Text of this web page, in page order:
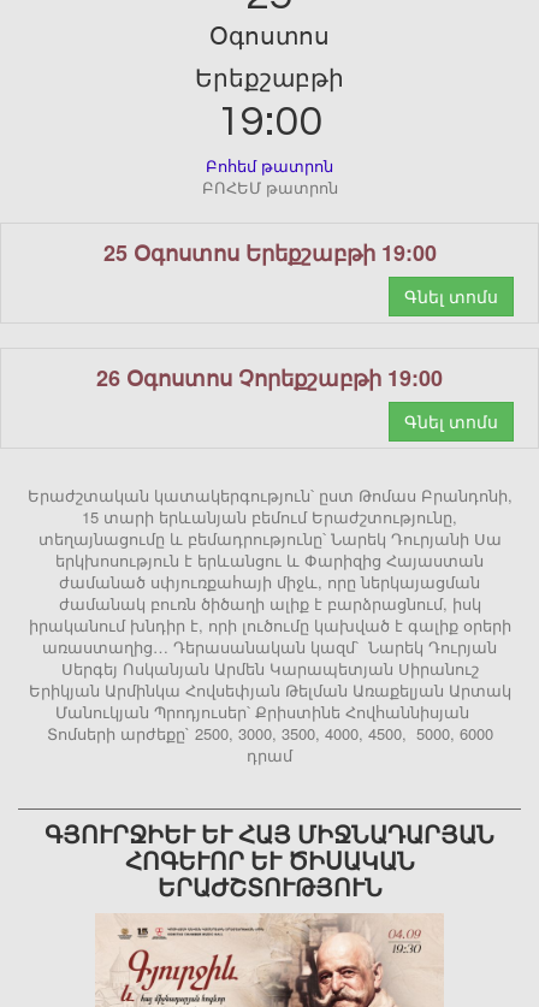
Օգոստոս
Երեքշաբթի
19:00
Բոհեմ թատրոն
ԲՈՀԵՄ թատրոն
25 Օգոստոս Երեքշաբթի 19:00
Գնել տոմս
26 Օգոստոս Չորեքշաբթի 19:00
Գնել տոմս
Երաժշտական կատակերգություն՝ ըստ Թոմաս Բրանդոնի,
15 տարի երևանյան բեմում Երաժշտությունը,
տեղայնացումը և բեմադրությունը՝ Նարեկ Դուրյանի Սա
երկխոսություն է երևանցու և Փարիզից Հայաստան
ժամանած սփյուռքահայի միջև, որը ներկայացման
ժամանակ բուռն ծիծաղի ալիք է բարձրացնում, իսկ
իրականում խնդիր է, որի լուծումը կախված է գալիք օրերի
առաստաղից… Դերասանական կազմ՝ Նարեկ Դուրյան
Սերգեյ Ոսկանյան Արմեն Կարապետյան Սիրանուշ
Երիկյան Արմինկա Հովսեփյան Թելման Առաքելյան Արտակ
Մանուկյան Պրոդյուսեր՝ Քրիստինե Հովհաննիսյան
Տոմսերի արժեքը` 2500, 3000, 3500, 4000, 4500, 5000, 6000
դրամ
ԳՅՈՒՐՋԻԵՒ ԵՒ ՀԱՅ ՄԻՋՆԱԴԱՐՅԱՆ ՀՈ
ԳԵՒՈՐ ԵՒ ԾԻՍԱԿԱՆ ԵՐԱԺ
ՇՏՈՒԹՅՈՒՆ